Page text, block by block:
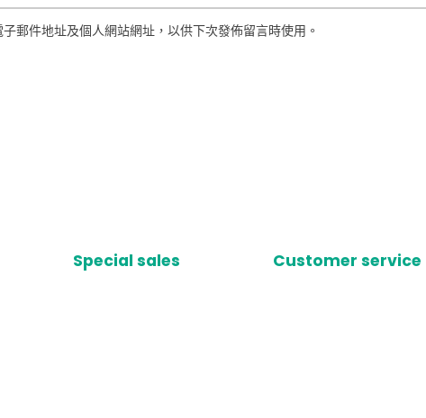
郵件地址及個人網站網址，以供下次發佈留言時使用。
Special sales Customer service